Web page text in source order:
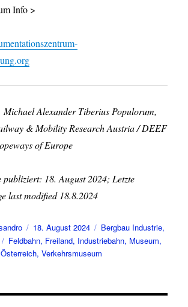
Info >
Alexander Tiberius Populorum,
& Mobility Research Austria / DEEF
of Europe
18. August 2024; Letzte
last modified 18.8.2024
Veröffentlicht
am
18. August 2024 Kategorien
Bergbau Industrie,
Schlagwörter
Feldbahn, Freiland, Industriebahn, Museum,
Österreich,Verkehrsmuseum